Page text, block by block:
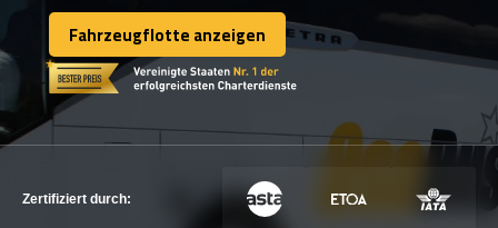
FLOTTE
KONTAKTIEREN SIE UNS
KONTAKTIEREN SIE UNS
Fahrzeugflotte anzeigen
Fahrzeugflotte anzeigen
Zertifiziert durch: